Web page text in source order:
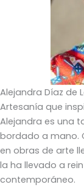
Alejandra Díaz de
Artesanía que
Alejandra es una
bordado a mano.
en obras de arte
la ha llevado a
contemporáneo.